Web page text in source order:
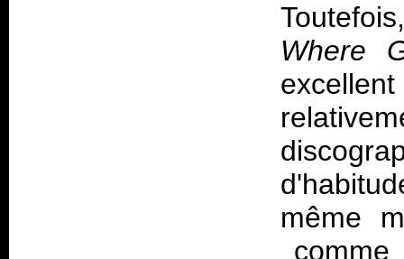
Where
même
comme